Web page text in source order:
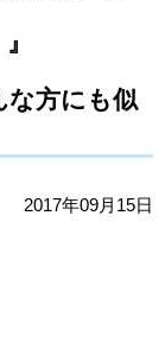
な方にも似
2017年09月15日